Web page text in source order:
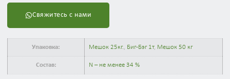
Свяжитесь с нами
Упаковка: Мешок 25кг., Биг-Бэг 1т, Мешок 50 кг
Состав: N – не менее 34 %